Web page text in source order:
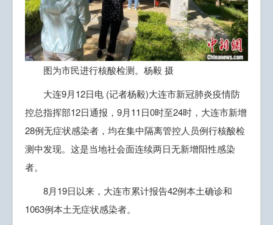
图为市民进行核酸检测。杨毅 摄
大连9月12日电 (记者杨毅)大连市新冠肺炎疫情防
控总指挥部12日通报，9月11日0时至24时，大连市新增
28例无症状感染者，均在集中隔离管控人员例行核酸检
测中发现。这是当地社会面连续两日无新增阳性感染
者。
8月19日以来，大连市累计报告42例本土确诊和
1063例本土无症状感染者。